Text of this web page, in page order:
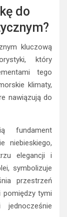
do
kluczową
który
tego
klimaty,
nawiązują do
fundament
niebieskiego,
elegancji i
symbolizuje
przestrzeń
pomiędzy tymi